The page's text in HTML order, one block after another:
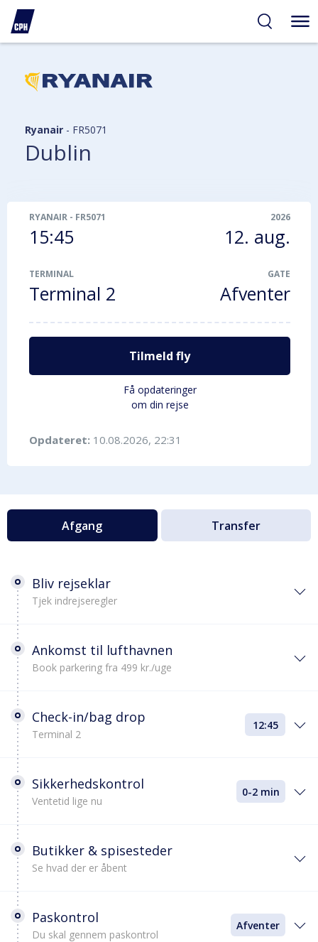
Ryanair - FR5071
Dublin
RYANAIR - FR5071
15:45
2026
12. aug.
TERMINAL
Terminal 2
GATE
Afventer
Tilmeld fly
Få opdateringer
om din rejse
Opdateret: 10.08.2026, 22:31
Afgang Transfer
Bliv rejseklar
Tjek indrejseregler
Ankomst til lufthavnen
Book parkering fra 499 kr./uge
Check-in/bag drop
Terminal 2
12:45
Sikkerhedskontrol
Ventetid lige nu
0-2 min
Butikker & spisesteder
Se hvad der er åbent
Paskontrol
Du skal gennem paskontrol
Afventer